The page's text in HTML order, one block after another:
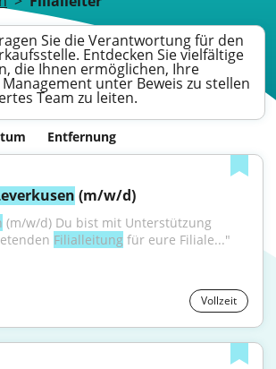
Sie die Verantwortung für den
Entdecken Sie vielfältige
die Ihnen ermöglichen, Ihre
unter Beweis zu stellen
Team zu leiten.
Entfernung
(m/w/d)
(m/w/d) Du bist mit Unterstützung
Filialleitung für eure Filiale..."
Vollzeit